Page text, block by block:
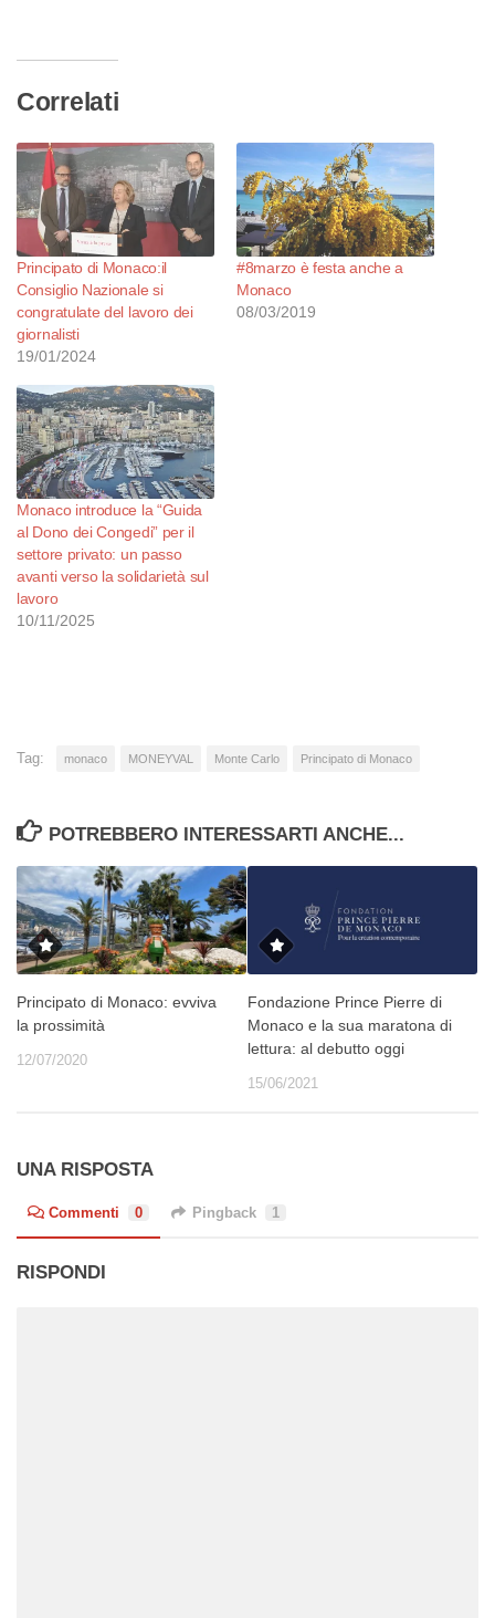
Correlati
Principato di Monaco:il
Consiglio Nazionale si
congratulate del lavoro dei
giornalisti
19/01/2024
#8marzo è festa anche a
Monaco
08/03/2019
Monaco introduce la “Guida
al Dono dei Congedi” per il
settore privato: un passo
avanti verso la solidarietà sul
lavoro
10/11/2025
Tag: monaco MONEYVAL Monte Carlo Principato di Monaco
POTREBBERO INTERESSARTI ANCHE...
Principato di Monaco: evviva
la prossimità
12/07/2020
Fondazione Prince Pierre di
Monaco e la sua maratona di
lettura: al debutto oggi
15/06/2021
UNA RISPOSTA
Commenti 0 Pingback 1
RISPONDI